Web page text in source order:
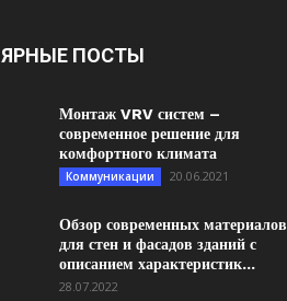
ПОСТЫ
Монтаж VRV систем –
современное решение для
комфортного климата
Коммуникации 20.06.2021
Обзор современных материалов
для стен и фасадов зданий с
описанием характеристик...
28.07.2022